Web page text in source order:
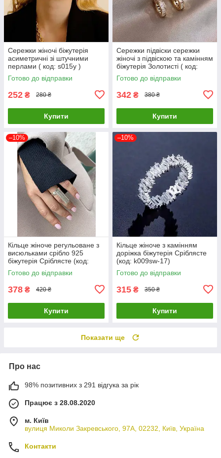
Сережки жіночі біжутерія
асиметричні зі штучними
перлами ( код: s015y )
Готово до відправки
252 ₴ 280 ₴
Купити
Сережки підвіски сережки
жіночі з підвіскою та камінням
біжутерія Золотисті ( код:
s006y )
Готово до відправки
342 ₴ 380 ₴
Купити
–10%
Кільце жіноче регульоване з
висюльками срібло 925
біжутерія Сріблясте (код:
k008s)
Готово до відправки
378 ₴ 420 ₴
Купити
–10%
Кільце жіноче з камінням
доріжка біжутерія Сріблясте
(код: k009sw-17)
Готово до відправки
315 ₴ 350 ₴
Купити
Показати ще
Про нас
98% позитивних з 291 відгука за рік
Працює з 28.08.2020
м. Київ
вулиця Миколи Закревського, 97А, 02232, Київ, Україна
Контакти